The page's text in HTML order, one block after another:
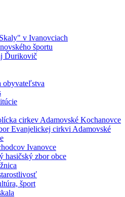
v Ivanovciach
športu
Ďurikovič
obyvateľstva
cirkev Adamovské Kochanovce
Evanjelickej cirkvi Adamovské
Ivanovce
hasičský zbor obce
šport